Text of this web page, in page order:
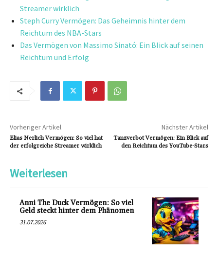
Streamer wirklich
Steph Curry Vermögen: Das Geheimnis hinter dem
Reichtum des NBA-Stars
Das Vermögen von Massimo Sinató: Ein Blick auf seinen
Reichtum und Erfolg
Vorheriger Artikel
Elias Nerlich Vermögen: So viel hat
der erfolgreiche Streamer wirklich
Nächster Artikel
Tanzverbot Vermögen: Ein Blick auf
den Reichtum des YouTube-Stars
Weiterlesen
Anni The Duck Vermögen: So viel
Geld steckt hinter dem Phänomen
31.07.2026